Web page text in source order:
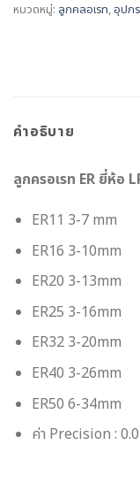
หมวดหมู่: ลูกคลอเรท,อุปก
คำอธิบาย
ลูกครอเรท ER ยี่ห้อ
ER11 3-7 mm
ER16 3-10mm
ER20 3-13mm
ER25 3-16mm
ER32 3-20mm
ER40 3-26mm
ER50 6-34mm
ค่า Precision :